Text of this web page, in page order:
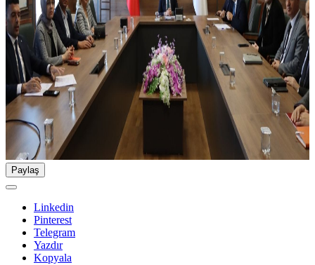
Paylaş
Linkedin
Pinterest
Telegram
Yazdır
Kopyala